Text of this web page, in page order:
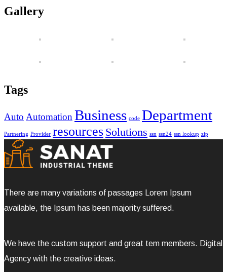
Gallery
Tags
Auto Automation Business code Department
Partnering Provider resources Solutions ssn ssn24 ssn lookup zip
There are many variations of passages Lorem Ipsum
available, the Ipsum has been majority suffered.
We have the custom support and great tem members. Digital
Agency with the creative ideas.